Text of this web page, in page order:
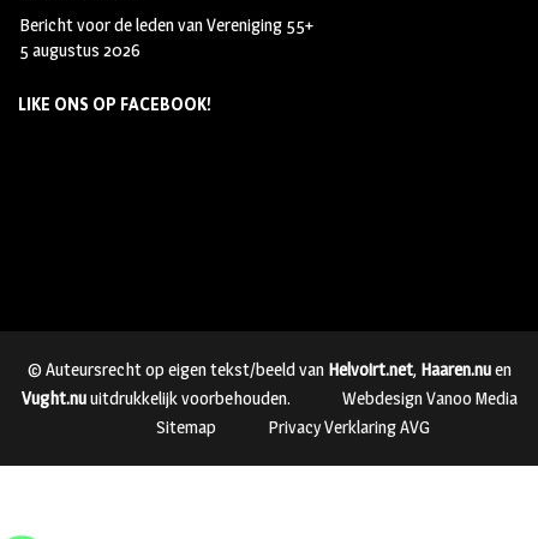
Bericht voor de leden van Vereniging 55+
5 augustus 2026
LIKE ONS OP FACEBOOK!
© Auteursrecht op eigen tekst/beeld van Helvoirt.net, Haaren.nuen
Vught.nuuitdrukkelijk voorbehouden.
Webdesign Vanoo Media
Sitemap
Privacy Verklaring AVG